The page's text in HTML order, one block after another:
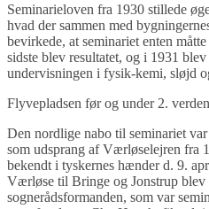
Seminarieloven fra 1930 stillede
hvad der sammen med
bevirkede, at seminariet enten
sidste blev resultatet, og i 1931
undervisningen i fysik-kemi, sløjd
Flyvepladsen før og under 2.
Den nordlige nabo til seminariet
som udsprang af Værløselejren fra
bekendt i tyskernes hænder d. 9.
Værløse til Bringe og Jonstrup blev
sognerådsformanden, som var